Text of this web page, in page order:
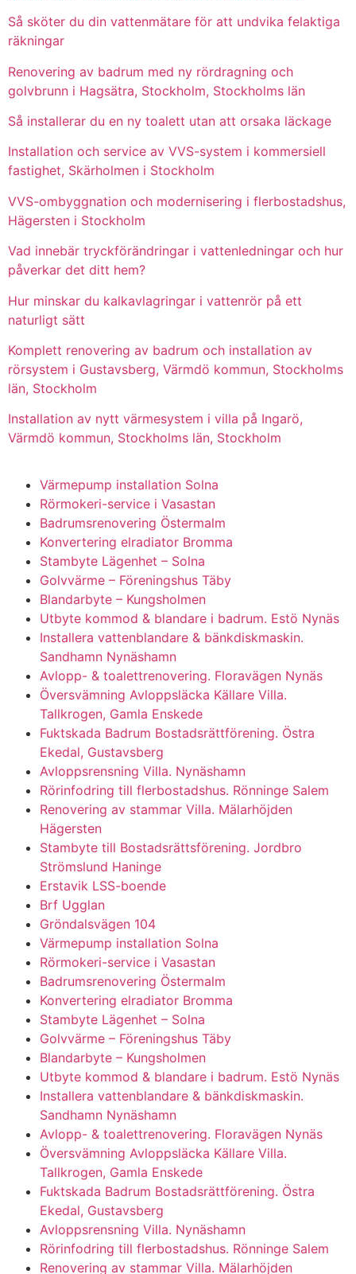
Så sköter du din vattenmätare för att undvika felaktiga
räkningar
Renovering av badrum med ny rördragning och
golvbrunn i Hagsätra, Stockholm, Stockholms län
Så installerar du en ny toalett utan att orsaka läckage
Installation och service av VVS-system i kommersiell
fastighet, Skärholmen i Stockholm
VVS-ombyggnation och modernisering i flerbostadshus,
Hägersten i Stockholm
Vad innebär tryckförändringar i vattenledningar och hur
påverkar det ditt hem?
Hur minskar du kalkavlagringar i vattenrör på ett
naturligt sätt
Komplett renovering av badrum och installation av
rörsystem i Gustavsberg, Värmdö kommun, Stockholms
län, Stockholm
Installation av nytt värmesystem i villa på Ingarö,
Värmdö kommun, Stockholms län, Stockholm
Värmepump installation Solna
Rörmokeri-service i Vasastan
Badrumsrenovering Östermalm
Konvertering elradiator Bromma
Stambyte Lägenhet – Solna
Golvvärme – Föreningshus Täby
Blandarbyte – Kungsholmen
Utbyte kommod & blandare i badrum. Estö Nynäs
Installera vattenblandare & bänkdiskmaskin.
Sandhamn Nynäshamn
Avlopp- & toalettrenovering. Floravägen Nynäs
Översvämning Avloppsläcka Källare Villa.
Tallkrogen, Gamla Enskede
Fuktskada Badrum Bostadsrättförening. Östra
Ekedal, Gustavsberg
Avloppsrensning Villa. Nynäshamn
Rörinfodring till flerbostadshus. Rönninge Salem
Renovering av stammar Villa. Mälarhöjden
Hägersten
Stambyte till Bostadsrättsförening. Jordbro
Strömslund Haninge
Erstavik LSS-boende
Brf Ugglan
Gröndalsvägen 104
Värmepump installation Solna
Rörmokeri-service i Vasastan
Badrumsrenovering Östermalm
Konvertering elradiator Bromma
Stambyte Lägenhet – Solna
Golvvärme – Föreningshus Täby
Blandarbyte – Kungsholmen
Utbyte kommod & blandare i badrum. Estö Nynäs
Installera vattenblandare & bänkdiskmaskin.
Sandhamn Nynäshamn
Avlopp- & toalettrenovering. Floravägen Nynäs
Översvämning Avloppsläcka Källare Villa.
Tallkrogen, Gamla Enskede
Fuktskada Badrum Bostadsrättförening. Östra
Ekedal, Gustavsberg
Avloppsrensning Villa. Nynäshamn
Rörinfodring till flerbostadshus. Rönninge Salem
Renovering av stammar Villa. Mälarhöjden